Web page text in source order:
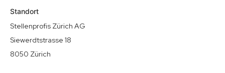
Standort
Stellenprofis Zürich AG
Siewerdtstrasse 18
8050 Zürich